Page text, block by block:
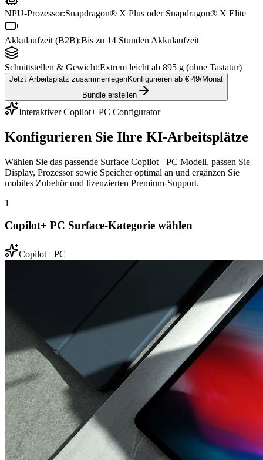
NPU-Prozessor:Snapdragon® X Plus oder Snapdragon® X Elite
Akkulaufzeit (B2B):Bis zu 14 Stunden Akkulaufzeit
Schnittstellen & Gewicht:Extrem leicht ab 895 g (ohne Tastatur)
Jetzt Arbeitsplatz zusammenlegenKonfigurieren ab € 49/Monat
Bundle erstellen
Interaktiver Copilot+ PC Configurator
Konfigurieren Sie Ihre KI-Arbeitsplätze
Wählen Sie das passende Surface Copilot+ PC Modell, passen Sie
Display, Prozessor sowie Speicher optimal an und ergänzen Sie
mobiles Zubehör und lizenzierten Premium-Support.
1
Copilot+ PC Surface-Kategorie wählen
Copilot+ PC